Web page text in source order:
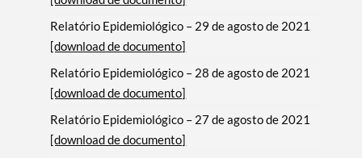
Relatório Epidemiológico – 29 de agosto de 2021
[download de documento]
Relatório Epidemiológico – 28 de agosto de 2021
[download de documento]
Relatório Epidemiológico – 27 de agosto de 2021
[download de documento]